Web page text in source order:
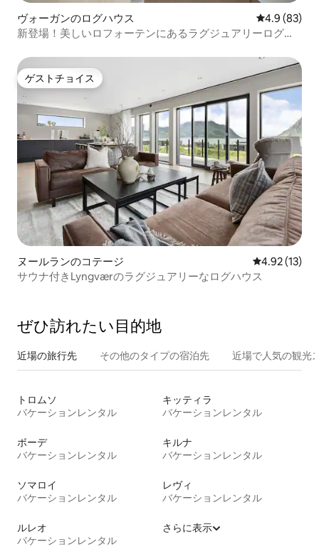
ヴォーガンのログハウス レビュー83
4.9 (83)
新登場！美しいロフォーテンにあるラグジュアリーログハ
ゲストチョイス
ゲストチョイス
ヌールランのコテージ レビュー13
4.92 (13)
サウナ付きLyngværのラグジュアリーなログハウス
ぜひ訪⁠れ⁠た⁠い目⁠的⁠地
近場の旅行先 その他のタ⁠イ⁠プ⁠の宿⁠泊⁠先 近場で人気の観光
トロムソ
バケーションレンタル
キッティラ
バケーションレンタル
ボーデ
バケーションレンタル
キルナ
バケーションレンタル
ソマロイ
バケーションレンタル
レヴィ
バケーションレンタル
ルレオ
バケーションレンタル
さらに表示